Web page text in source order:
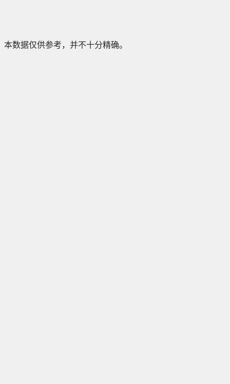
本数据仅供参考，并不十分精确。